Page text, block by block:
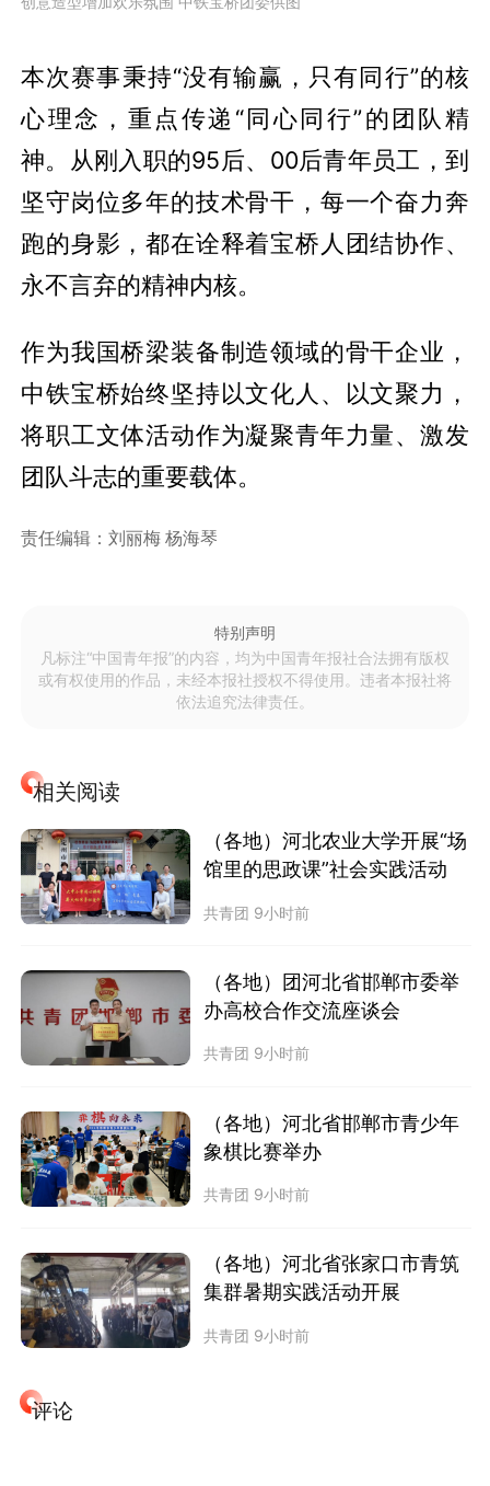
本次赛事秉持“没有输赢，只有同行”的核
心理念，重点传递“同心同行”的团队精
神。从刚入职的95后、00后青年员工，到
坚守岗位多年的技术骨干，每一个奋力奔
跑的身影，都在诠释着宝桥人团结协作、
永不言弃的精神内核。
作为我国桥梁装备制造领域的骨干企业，
中铁宝桥始终坚持以文化人、以文聚力，
将职工文体活动作为凝聚青年力量、激发
团队斗志的重要载体。
责任编辑：刘丽梅 杨海琴
特别声明
凡标注“中国青年报”的内容，均为中国青年报社合法拥有版权
或有权使用的作品，未经本报社授权不得使用。违者本报社将
依法追究法律责任。
相关阅读
（各地）河北农业大学开展“场
馆里的思政课”社会实践活动
共青团 9小时前
（各地）团河北省邯郸市委举
办高校合作交流座谈会
共青团 9小时前
（各地）河北省邯郸市青少年
象棋比赛举办
共青团 9小时前
（各地）河北省张家口市青筑
集群暑期实践活动开展
共青团 9小时前
评论